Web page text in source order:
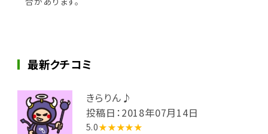
最新クチコミ
きらりん♪
投稿日：2018年07月14日
5.0★★★★★